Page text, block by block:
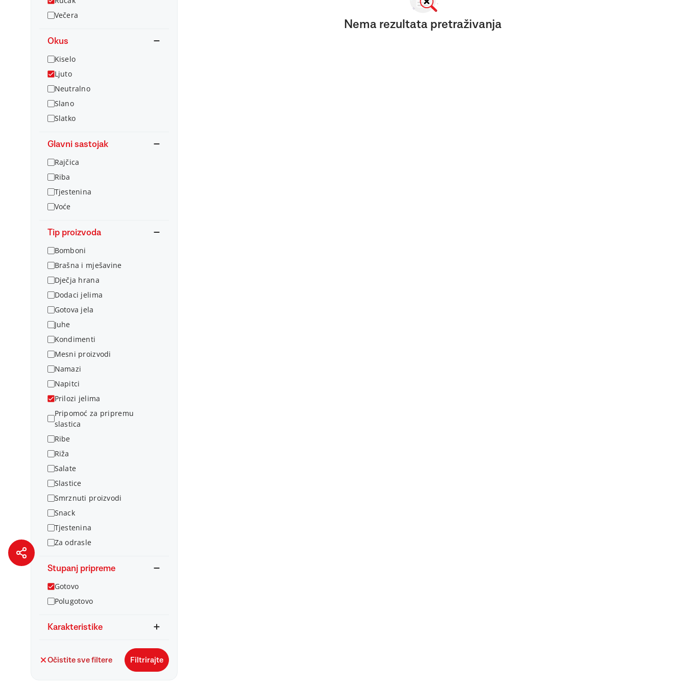
Večera
Okus
Kiselo
Ljuto
Neutralno
Slano
Slatko
Glavni sastojak
Rajčica
Riba
Tjestenina
Voće
Tip proizvoda
Bomboni
Brašna i mješavine
Dječja hrana
Dodaci jelima
Gotova jela
Juhe
Kondimenti
Mesni proizvodi
Namazi
Napitci
Prilozi jelima
Pripomoć za pripremu
slastica
Ribe
Riža
Salate
Slastice
Smrznuti proizvodi
Snack
Tjestenina
Za odrasle
Stupanj pripreme
Gotovo
Polugotovo
Karakteristike
Očistite sve filtere Filtrirajte
Nema rezultata pretraživanja